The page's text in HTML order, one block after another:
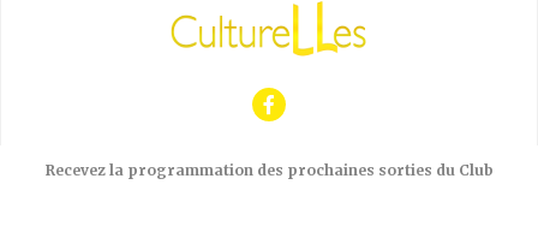
Recevez la programmation des prochaines sorties du Club